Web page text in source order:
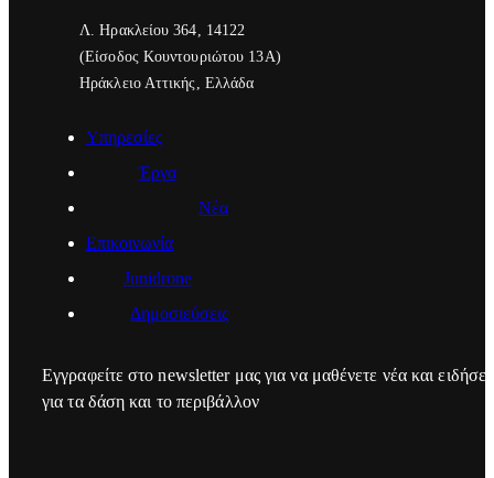
Λ. Ηρακλείου 364, 14122
(Eίσοδος Κουντουριώτου 13Α)
Ηράκλειο Αττικής, Ελλάδα
Υπηρεσίες
Έργα
Νέα
Επικοινωνία
Junidrone
Δημοσιεύσεις
Εγγραφείτε στο newsletter μας για να μαθένετε νέα και
για τα δάση και το περιβάλλον